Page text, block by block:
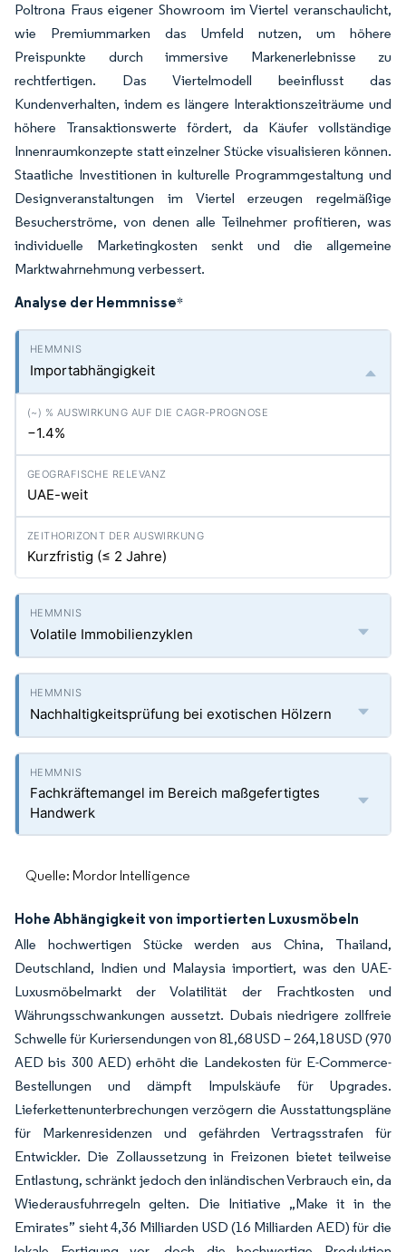
Poltrona Fraus eigener Showroom im Viertel veranschaulicht,
wie Premiummarken das Umfeld nutzen, um höhere
Preispunkte durch immersive Markenerlebnisse zu
rechtfertigen. Das Viertelmodell beeinflusst das
Kundenverhalten, indem es längere Interaktionszeiträume und
höhere Transaktionswerte fördert, da Käufer vollständige
Innenraumkonzepte statt einzelner Stücke visualisieren können.
Staatliche Investitionen in kulturelle Programmgestaltung und
Designveranstaltungen im Viertel erzeugen regelmäßige
Besucherströme, von denen alle Teilnehmer profitieren, was
individuelle Marketingkosten senkt und die allgemeine
Marktwahrnehmung verbessert.
Analyse der Hemmnisse*
Importabhängigkeit
−1.4%
UAE-weit
Kurzfristig (≤ 2 Jahre)
Volatile Immobilienzyklen
Nachhaltigkeitsprüfung bei exotischen Hölzern
Fachkräftemangel im Bereich maßgefertigtes
Handwerk
Quelle: Mordor Intelligence
Hohe Abhängigkeit von importierten Luxusmöbeln
Alle hochwertigen Stücke werden aus China, Thailand,
Deutschland, Indien und Malaysia importiert, was den UAE-
Luxusmöbelmarkt der Volatilität der Frachtkosten und
Währungsschwankungen aussetzt. Dubais niedrigere zollfreie
Schwelle für Kuriersendungen von 81,68 USD – 264,18 USD (970
AED bis 300 AED) erhöht die Landekosten für E-Commerce-
Bestellungen und dämpft Impulskäufe für Upgrades.
Lieferkettenunterbrechungen verzögern die Ausstattungspläne
für Markenresidenzen und gefährden Vertragsstrafen für
Entwickler. Die Zollaussetzung in Freizonen bietet teilweise
Entlastung, schränkt jedoch den inländischen Verbrauch ein, da
Wiederausfuhrregeln gelten. Die Initiative „Make it in the
Emirates” sieht 4,36 Milliarden USD (16 Milliarden AED) für die